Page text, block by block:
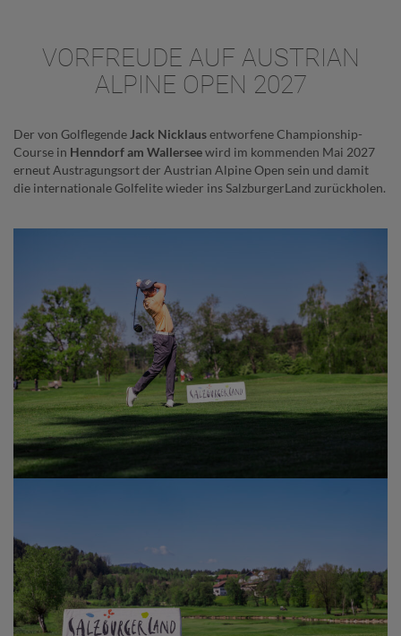
VORFREUDE AUF AUSTRIAN
ALPINE OPEN 2027
Der von Golflegende Jack Nicklausentworfene Championship-
Course in Henndorf am Wallerseewird im kommenden Mai 2027
erneut Austragungsort der Austrian Alpine Open sein und damit
die internationale Golfelite wieder ins SalzburgerLand zurückholen.